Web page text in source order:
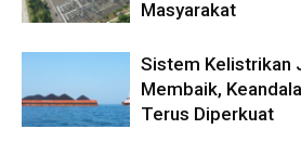
Masyarakat
Sistem Kelistrikan
Membaik,
Terus Diperkuat